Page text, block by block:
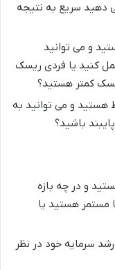
دهید سریع به نتیجه
و می توانید
کنید یا فردی ریسک
کمتر هستید؟
هستید و می توانید به
باشید؟
و در چه بازه
مستمر هستید یا
سرمایه خود در نظر